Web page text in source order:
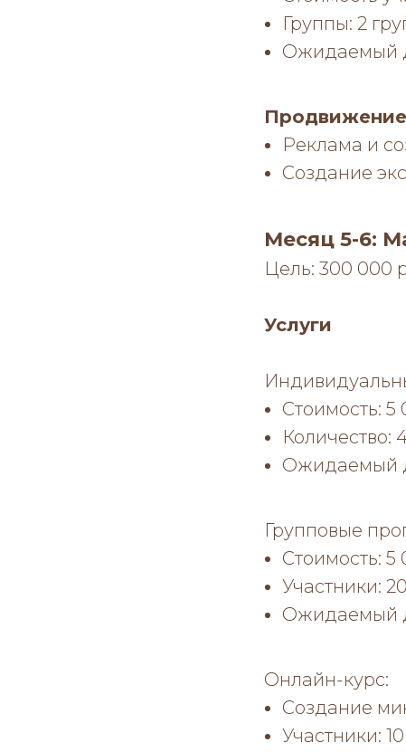
Группы: 2
Ожидаемый
Реклама и
Создание
Месяц 5-6:
Цель: 300 000
Услуги
Стоимость: 5
Количество:
Ожидаемый
Групповые
Стоимость: 5
Участники:
Ожидаемый
Онлайн-курс:
Создание
Участники: